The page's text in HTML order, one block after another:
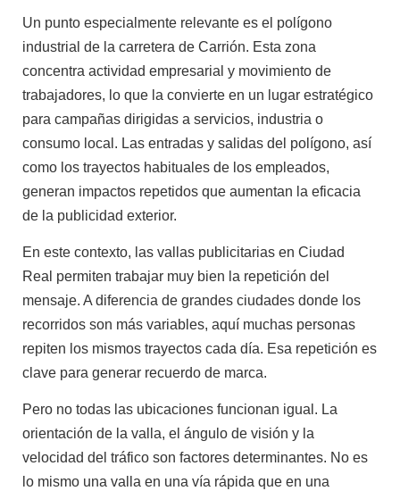
Un punto especialmente relevante es el polígono
industrial de la carretera de Carrión. Esta zona
concentra actividad empresarial y movimiento de
trabajadores, lo que la convierte en un lugar estratégico
para campañas dirigidas a servicios, industria o
consumo local. Las entradas y salidas del polígono, así
como los trayectos habituales de los empleados,
generan impactos repetidos que aumentan la eficacia
de la publicidad exterior.
En este contexto, las vallas publicitarias en Ciudad
Real permiten trabajar muy bien la repetición del
mensaje. A diferencia de grandes ciudades donde los
recorridos son más variables, aquí muchas personas
repiten los mismos trayectos cada día. Esa repetición es
clave para generar recuerdo de marca.
Pero no todas las ubicaciones funcionan igual. La
orientación de la valla, el ángulo de visión y la
velocidad del tráfico son factores determinantes. No es
lo mismo una valla en una vía rápida que en una